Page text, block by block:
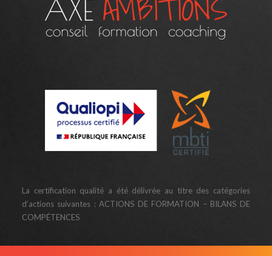
La certification qualité a été délivrée au titre des catégories
d’actions suivantes : ACTIONS DE FORMATION – BILANS DE
COMPÉTENCES